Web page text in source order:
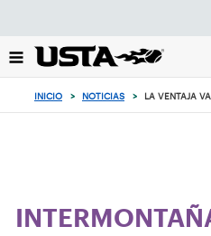
el
botón
INICIO > NOTICIAS > LA VENTAJA